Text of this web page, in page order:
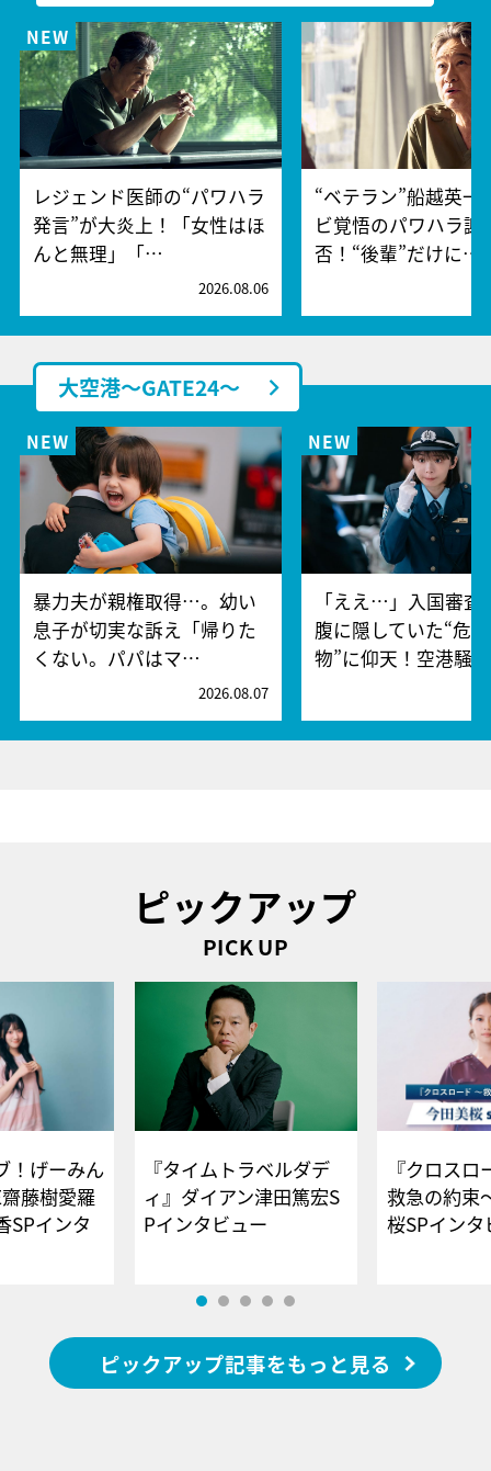
レジェンド医師の“パワハラ
発言”が大炎上！「女性はほ
んと無理」「…
2026.08.06
“ベテラン”船越英一
ビ覚悟のパワハラ謝
否！“後輩”だけに…
大空港～GATE24～
暴力夫が親権取得…。幼い
息子が切実な訴え「帰りた
くない。パパはマ…
2026.08.07
「ええ…」入国審査
腹に隠していた“危
物”に仰天！空港騒
ピックアップ
PICK UP
！げーみん
藤樹愛羅
SPインタ
『タイムトラベルダデ
ィ』ダイアン津田篤宏S
Pインタビュー
『クロス
救急の約束
桜SPイ
ピックアップ記事をもっと見る